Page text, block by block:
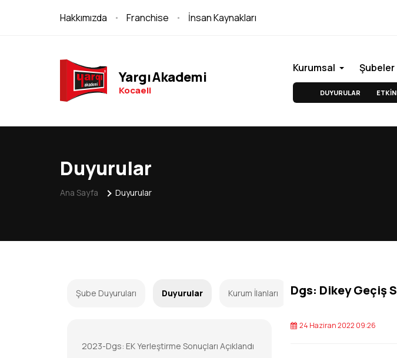
Hakkımızda Franchise İnsan Kaynakları
Yargı Akademi
Kocaeli
Kurumsal Şubeler
DUYURULAR
Duyurular
Ana Sayfa Duyurular
Şube Duyuruları Duyurular Kurum İlanları
2023-Dgs: EK Yerleştirme Sonuçları Açıklandı
Dgs: Dikey Geçiş
24 Haziran 2022 09:26